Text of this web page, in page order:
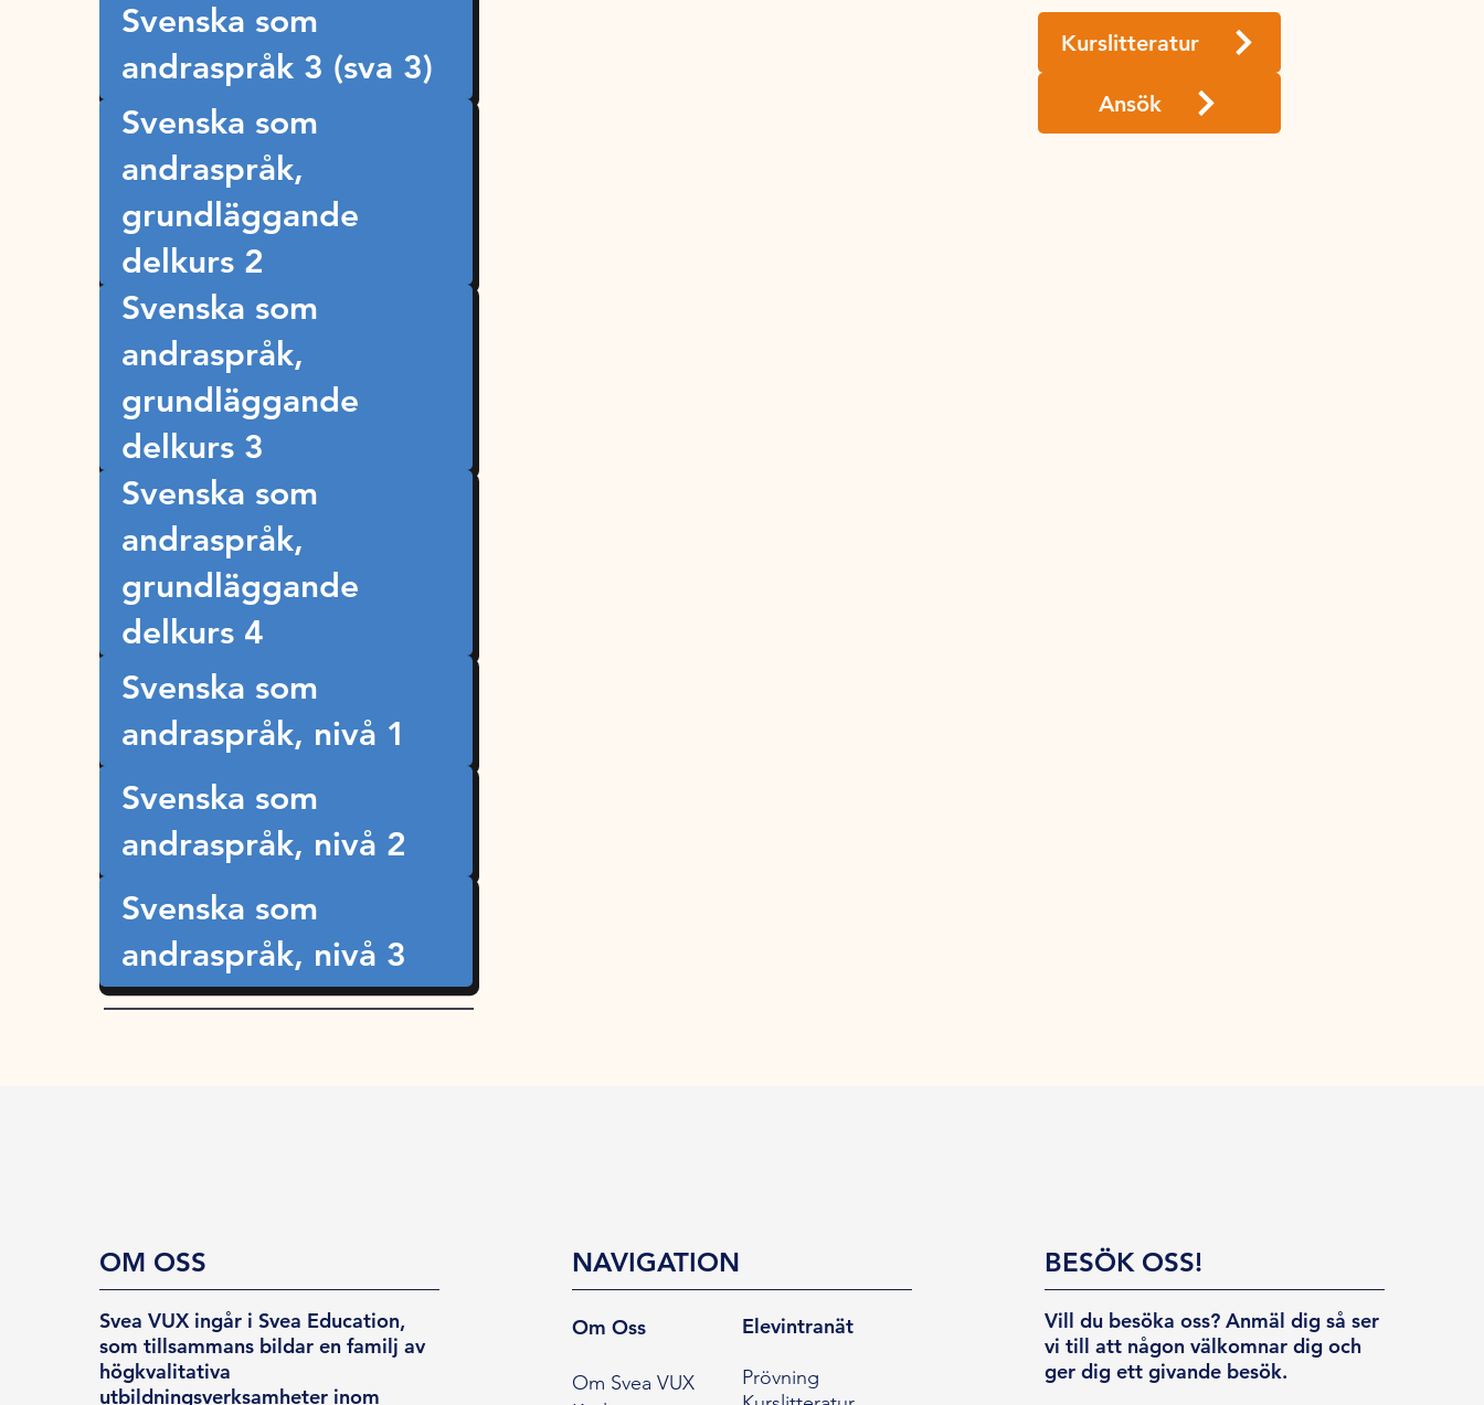
Svenska som
andraspråk 3 (sva 3)
Svenska som
andraspråk,
grundläggande
delkurs 2
Svenska som
andraspråk,
grundläggande
delkurs 3
Svenska som
andraspråk,
grundläggande
delkurs 4
Svenska som
andraspråk, nivå 1
Svenska som
andraspråk, nivå 2
Svenska som
andraspråk, nivå 3
Kurslitteratur
Ansök
OM OSS
Svea VUX ingår i Svea Education,
som tillsammans bildar en familj av
högkvalitativa
utbildningsverksamheter inom
NAVIGATION
Om Oss
Om Svea VUX
Elevintranät
Prövning
BESÖK OSS!
Vill du besöka oss? Anmäl dig så ser
vi till att någon välkomnar dig och
ger dig ett givande besök.